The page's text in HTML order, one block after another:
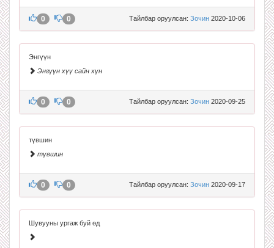
Тайлбар оруулсан: Зочин 2020-10-06
0 0
Энгүүн
Энгүүн хүү сайн хүн
Тайлбар оруулсан: Зочин 2020-09-25
0 0
түвшин
түвшин
Тайлбар оруулсан: Зочин 2020-09-17
0 0
Шувууны ургаж буй өд